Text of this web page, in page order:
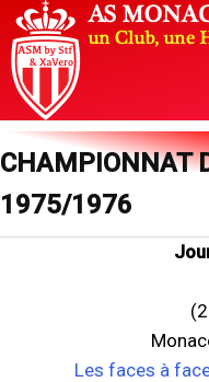
CHAMPIONNAT
1975/1976
Les faces à